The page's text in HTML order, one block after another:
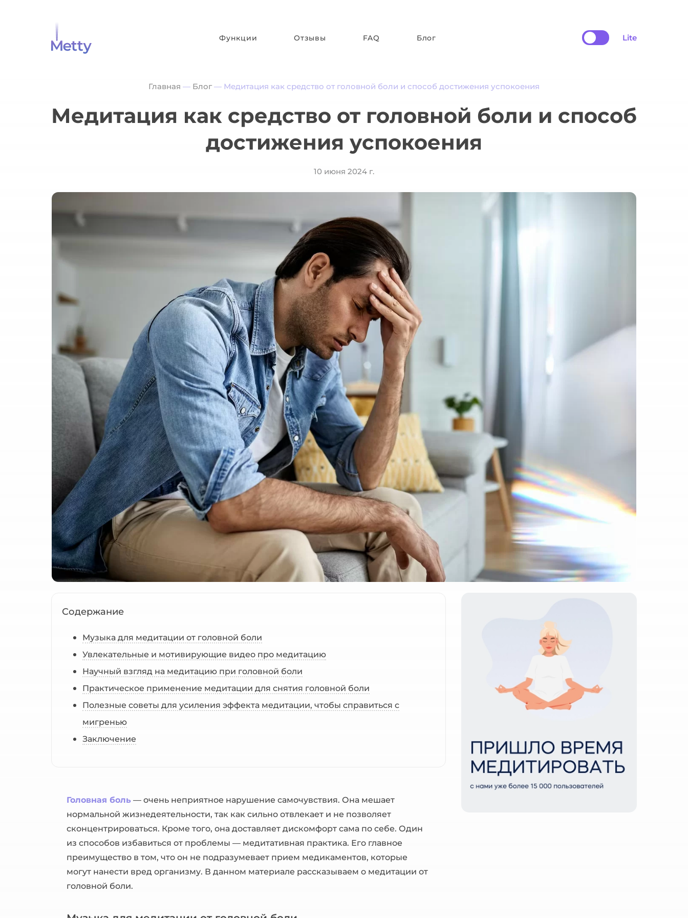
Функции Отзывы FAQ Блог Lite
Главная — Блог— Медитация как средство от головной боли и способ достижения успокоения
Медитация как средство от головной боли и способ
достижения успокоения
10 июня 2024 г.
Содержание
Музыка для медитации от головной боли
Увлекательные и мотивирующие видео про медитацию
Научный взгляд на медитацию при головной боли
Практическое применение медитации для снятия головной боли
Полезные советы для усиления эффекта медитации, чтобы справиться с
мигренью
Заключение
Головная боль — очень неприятное нарушение самочувствия. Она мешает
нормальной жизнедеятельности, так как сильно отвлекает и не позволяет
сконцентрироваться. Кроме того, она доставляет дискомфорт сама по себе. Один
из способов избавиться от проблемы — медитативная практика. Его главное
преимущество в том, что он не подразумевает прием медикаментов, которые
могут нанести вред организму. В данном материале рассказываем о медитации от
головной боли.